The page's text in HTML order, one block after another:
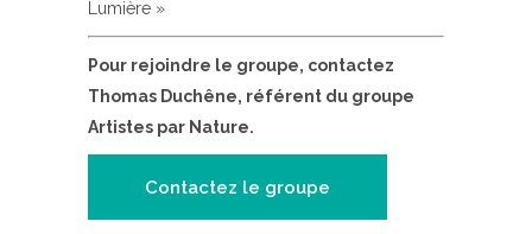
Lumière »
Pour rejoindre le groupe, contactez
Thomas Duchêne, référent du groupe
Artistes par Nature.
Contactez le groupe